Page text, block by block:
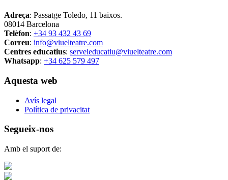
Adreça: Passatge Toledo, 11 baixos.
08014 Barcelona
Telèfon: +34 93 432 43 69
Correu: info@viuelteatre.com
Centres educatius: serveieducatiu@viuelteatre.com
Whatsapp: +34 625 579 497
Aquesta web
Avís legal
Política de privacitat
Segueix-nos
Amb el suport de: